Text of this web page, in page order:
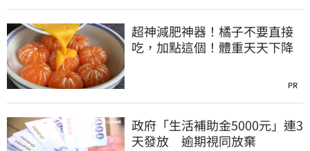
超神減肥神器！橘子不要直接
吃，加點這個！體重天天下降
PR
政府「生活補助金5000元」連3
天發放 逾期視同放棄